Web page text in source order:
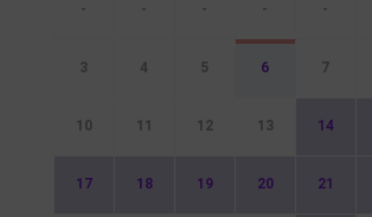
- - - - -
3 4 5 6 7
10 11 12 13 14
17 18 19 20 21